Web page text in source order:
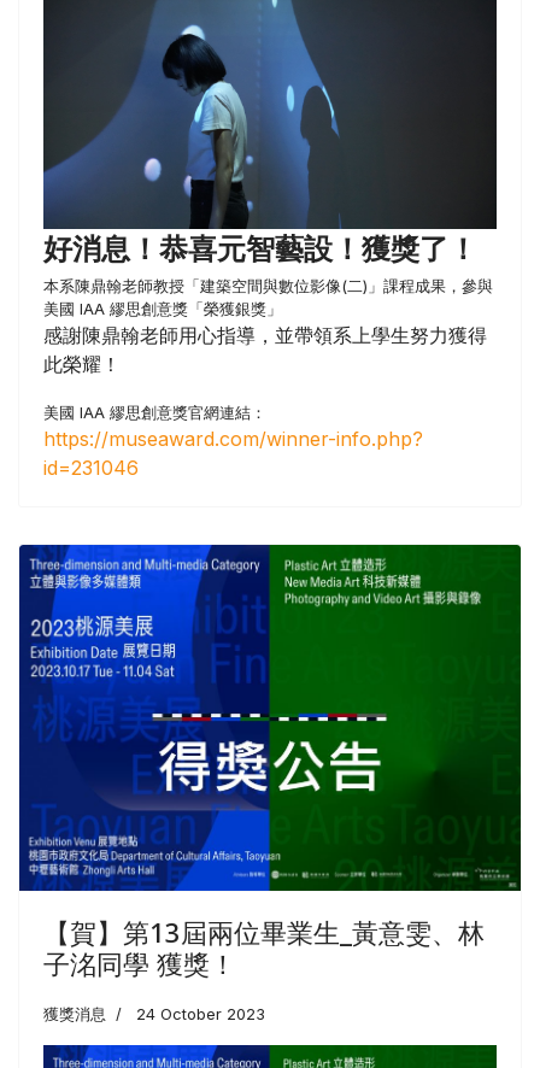
好消息！恭喜元智藝設！獲獎了！
本系陳鼎翰老師教授「建築空間與數位影像(二)」課程成果，參與
美國 IAA 繆思創意獎「榮獲銀獎」
感謝陳鼎翰老師用心指導，並帶領系上學生努力獲得
此榮耀！
美國 IAA 繆思創意獎官網連結：
https://museaward.com/winner-info.php?
id=231046
【賀】第13屆兩位畢業生_黃意雯、林
子洺同學 獲獎！
獲獎消息 24 October 2023